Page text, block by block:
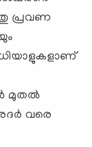
പ്രവണ
മുതല്
വരെ